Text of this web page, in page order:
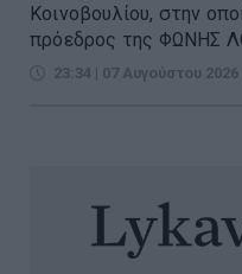
Κοινοβουλίου, στην
πρόεδρος της ΦΩΝΗΣ
23:34 | 07 Αυγούστου 2026